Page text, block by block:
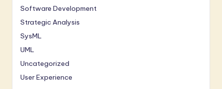
Software Development
Strategic Analysis
SysML
UML
Uncategorized
User Experience